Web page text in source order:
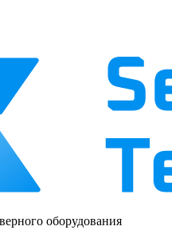
оборудования